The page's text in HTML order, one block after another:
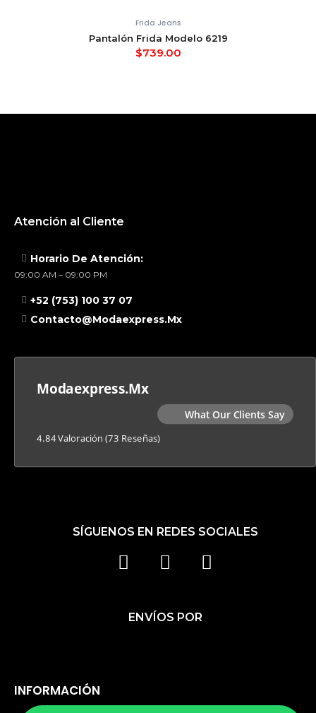
Frida Jeans
Pantalón Frida Modelo 6219
$739.00
INFORMACIÓN
SÍGUENOS EN REDES SOCIALES
F
C
E
K
I
S
T
A
T
ENVÍOS POR
Atención al Cliente
Horario De Atención:
09:00 AM – 09:00 PM
+52 (753) 100 37 07
Contacto@modaexpress.mx
Modaexpress.mx
What Our Clients Say
4.84 Valoración (73 Reseñas)